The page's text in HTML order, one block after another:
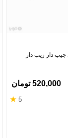
دار زیپ دار
520,000 تومان
5
★